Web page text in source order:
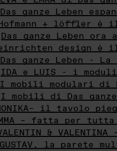
Das ganze Leben
+ löffler è il
Das ganze Leben
design è il
Das ganze Leben -
IDA e LUIS - i
I mobili modulari di
I mobili di Das
il tavolo
– fatta per
&
GUSTAV, la parete